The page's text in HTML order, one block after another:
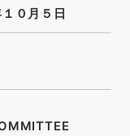
０月５日